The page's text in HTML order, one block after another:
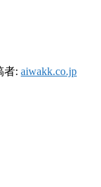
者: aiwakk.co.jp